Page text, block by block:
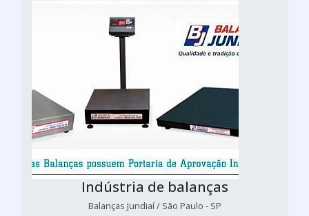
Indústria de balanças
Balanças Jundiaí / São Paulo - SP